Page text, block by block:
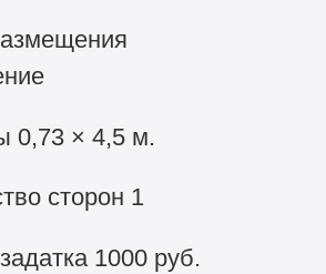
0,73 × 4,5 м.
сторон 1
1000 руб.